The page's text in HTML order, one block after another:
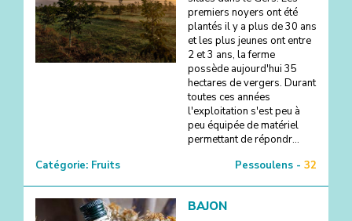
premiers noyers ont été
plantés il y a plus de 30 ans
et les plus jeunes ont entre
2 et 3 ans, la ferme
possède aujourd'hui 35
hectares de vergers. Durant
toutes ces années
l'exploitation s'est peu à
peu équipée de matériel
permettant de répondr...
Catégorie: Fruits Pessoulens - 32
BAJON